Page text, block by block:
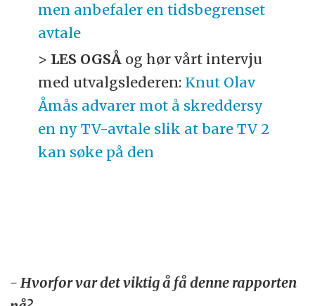
men anbefaler en tidsbegrenset
avtale
> LES OGSÅ og hør vårt intervju
med utvalgslederen: Knut Olav
Åmås advarer mot å skreddersy
en ny TV-avtale slik at bare TV 2
kan søke på den
- Hvorfor var det viktig å få denne rapporten